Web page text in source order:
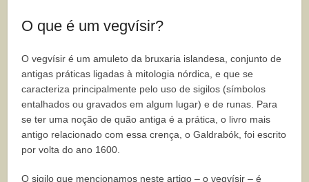
O que é um vegvísir?
O vegvísir é um amuleto da bruxaria islandesa, conjunto de
antigas práticas ligadas à mitologia nórdica, e que se
caracteriza principalmente pelo uso de sigilos (símbolos
entalhados ou gravados em algum lugar) e de runas. Para
se ter uma noção de quão antiga é a prática, o livro mais
antigo relacionado com essa crença, o Galdrabók, foi escrito
por volta do ano 1600.
O sigilo que mencionamos neste artigo – o vegvísir – é